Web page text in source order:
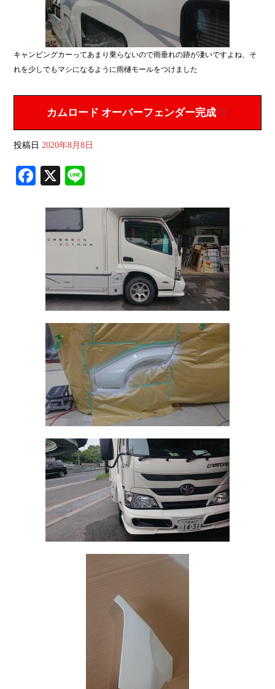
キャンピングカーってあまり乗らないので雨垂れの跡が凄いですよね、そ
れを少しでもマシになるように雨樋モールをつけました
カムロード オーバーフェンダー完成
投稿日 2020年8月8日
Fa
bo
ok
X